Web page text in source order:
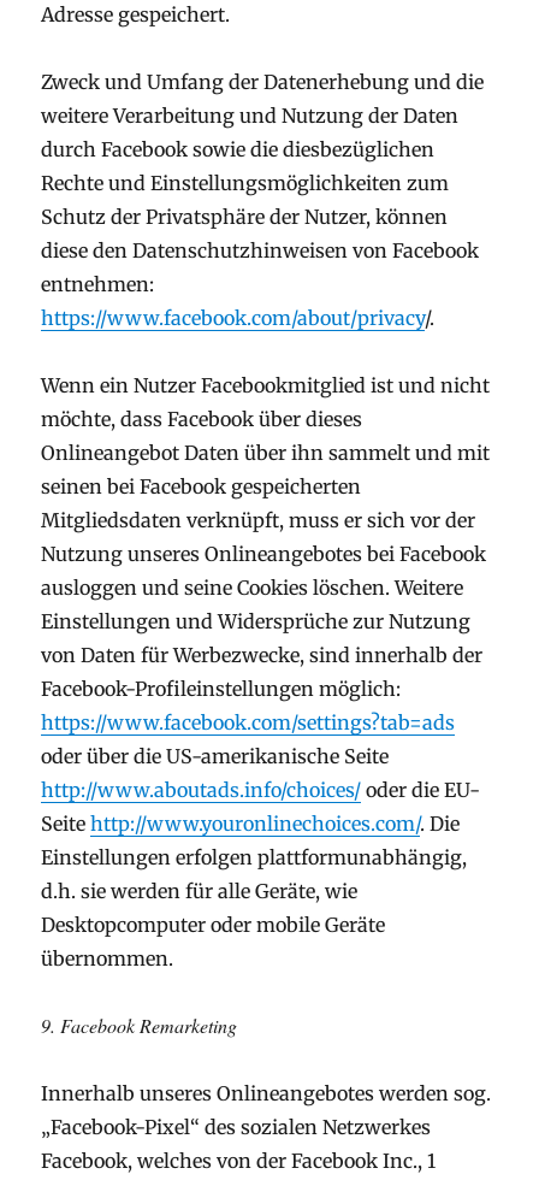
Adresse gespeichert.
Zweck und Umfang der Datenerhebung und die
weitere Verarbeitung und Nutzung der Daten
durch Facebook sowie die diesbezüglichen
Rechte und Einstellungsmöglichkeiten zum
Schutz der Privatsphäre der Nutzer, können
diese den Datenschutzhinweisen von Facebook
entnehmen:
https://www.facebook.com/about/privacy/.
Wenn ein Nutzer Facebookmitglied ist und nicht
möchte, dass Facebook über dieses
Onlineangebot Daten über ihn sammelt und mit
seinen bei Facebook gespeicherten
Mitgliedsdaten verknüpft, muss er sich vor der
Nutzung unseres Onlineangebotes bei Facebook
ausloggen und seine Cookies löschen. Weitere
Einstellungen und Widersprüche zur Nutzung
von Daten für Werbezwecke, sind innerhalb der
Facebook-Profileinstellungen möglich:
https://www.facebook.com/settings?tab=ads
oder über die US-amerikanische Seite
http://www.aboutads.info/choices/ oder die EU-
Seitehttp://www.youronlinechoices.com/. Die
Einstellungen erfolgen plattformunabhängig,
d.h. sie werden für alle Geräte, wie
Desktopcomputer oder mobile Geräte
übernommen.
9. Facebook Remarketing
Innerhalb unseres Onlineangebotes werden sog.
„Facebook-Pixel“ des sozialen Netzwerkes
Facebook, welches von der Facebook Inc., 1